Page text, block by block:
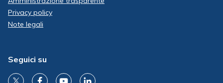
Privacy policy
Note legali
Seguici su